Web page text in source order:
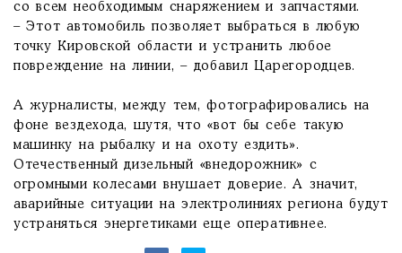
со всем необходимым снаряжением и запчастями.
– Этот автомобиль позволяет выбраться в любую
точку Кировской области и устранить любое
повреждение на линии, – добавил Царегородцев.
А журналисты, между тем, фотографировались на
фоне вездехода, шутя, что «вот бы себе такую
машинку на рыбалку и на охоту ездить».
Отечественный дизельный «внедорожник» с
огромными колесами внушает доверие. А значит,
аварийные ситуации на электролиниях региона будут
устраняться энергетиками еще оперативнее.